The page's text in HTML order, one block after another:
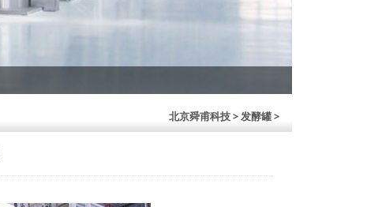
北京舜甫科技> 发酵罐 >